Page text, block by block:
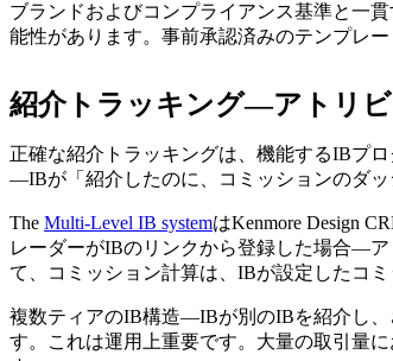
ブランドおよびコンプライアンス基準と一
能性があります。事前承認済みのテンプレ
紹介トラッキング—アトリ
正確な紹介トラッキングは、機能するIBプ
—IBが「紹介したのに、コミッションのダ
The Multi-Level IB systemはKenmore Design
レーダーがIBのリンクから登録した場合—
て、コミッション計算は、IBが設定したコ
複数ティアのIB構造—IBが別のIBを紹介し
す。これは運用上重要です。大量の取引量